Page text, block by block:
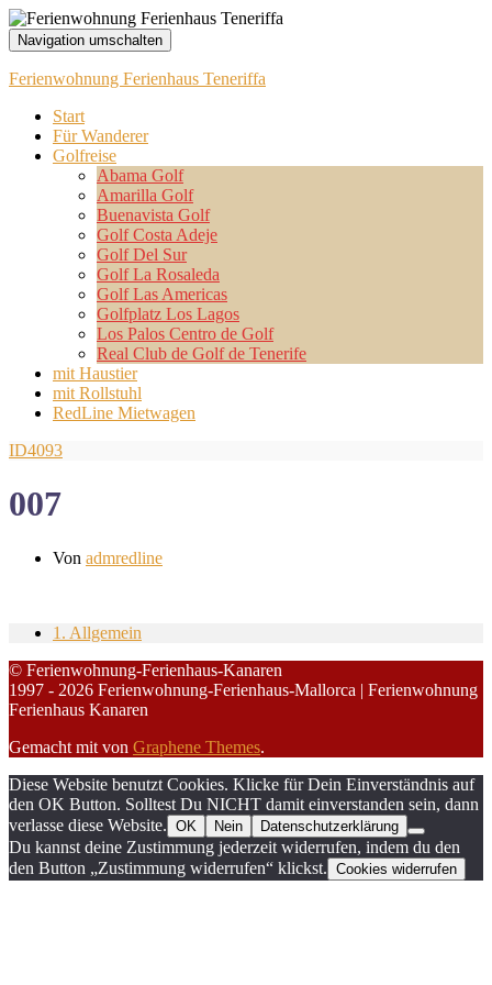
Navigation umschalten
Ferienwohnung Ferienhaus Teneriffa
Start
Für Wanderer
Golfreise
Abama Golf
Amarilla Golf
Buenavista Golf
Golf Costa Adeje
Golf Del Sur
Golf La Rosaleda
Golf Las Americas
Golfplatz Los Lagos
Los Palos Centro de Golf
Real Club de Golf de Tenerife
mit Haustier
mit Rollstuhl
RedLine Mietwagen
ID4093
007
Von admredline
1. Allgemein
© Ferienwohnung-Ferienhaus-Kanaren
1997 - 2026 Ferienwohnung-Ferienhaus-Mallorca | Ferienwohnung
Ferienhaus Kanaren
Gemacht mit von Graphene Themes.
Diese Website benutzt Cookies. Klicke für Dein Einverständnis auf
den OK Button. Solltest Du NICHT damit einverstanden sein, dann
verlasse diese Website. OK Nein Datenschutzerklärung
Du kannst deine Zustimmung jederzeit widerrufen, indem du den
den Button „Zustimmung widerrufen“ klickst. Cookies widerrufen